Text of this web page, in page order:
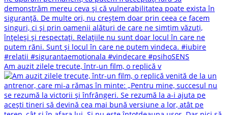
Am auzit zilele trecute, într-un film, o replică v